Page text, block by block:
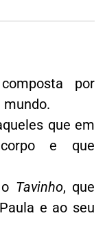
por
que em
e que
Tavinho, que
e ao seu